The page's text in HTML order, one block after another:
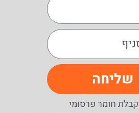
חומר פרסומי
שליחה